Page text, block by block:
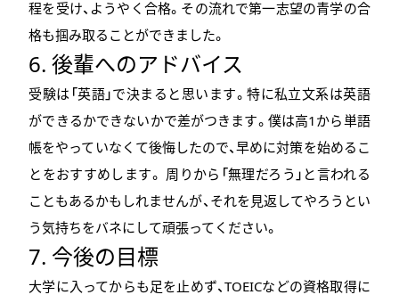
程を受け、ようやく合格。その流れで第一志望の青学の合
格も掴み取ることができました。
6. 後輩へのアドバイス
受験は「英語」で決まると思います。特に私立文系は英語
ができるかできないかで差がつきます。僕は高1から単語
帳をやっていなくて後悔したので、早めに対策を始めるこ
とをおすすめします。 周りから「無理だろう」と言われる
こともあるかもしれませんが、それを見返してやろうとい
う気持ちをバネにして頑張ってください。
7. 今後の目標
大学に入ってからも足を止めず、TOEICなどの資格取得に